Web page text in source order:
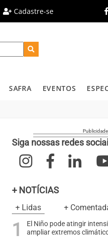
Cadastre-se
SAFRA EVENTOS
Siga nossas redes
+ NOTÍCIAS
+ Lidas +
El Niño pode atingir
ampliar extremos